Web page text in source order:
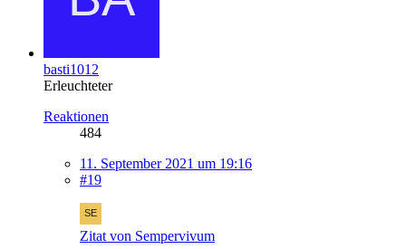
basti1012
Erleuchteter
Reaktionen
484
11. September 2021 um 19:16
#19
Zitat von Sempervivum